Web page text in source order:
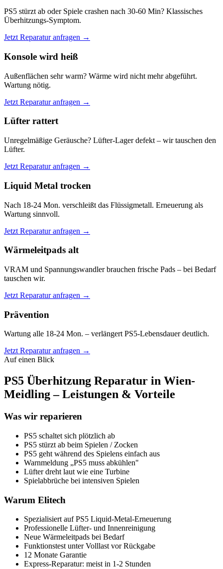
PS5 stürzt ab oder Spiele crashen nach 30-60 Min? Klassisches
Überhitzungs-Symptom.
Jetzt Reparatur anfragen →
Konsole wird heiß
Außenflächen sehr warm? Wärme wird nicht mehr abgeführt.
Wartung nötig.
Jetzt Reparatur anfragen →
Lüfter rattert
Unregelmäßige Geräusche? Lüfter-Lager defekt – wir tauschen den
Lüfter.
Jetzt Reparatur anfragen →
Liquid Metal trocken
Nach 18-24 Mon. verschleißt das Flüssigmetall. Erneuerung als
Wartung sinnvoll.
Jetzt Reparatur anfragen →
Wärmeleitpads alt
VRAM und Spannungswandler brauchen frische Pads – bei Bedarf
tauschen wir.
Jetzt Reparatur anfragen →
Prävention
Wartung alle 18-24 Mon. – verlängert PS5-Lebensdauer deutlich.
Jetzt Reparatur anfragen →
Auf einen Blick
PS5 Überhitzung Reparatur in Wien-
Meidling – Leistungen & Vorteile
Was wir reparieren
PS5 schaltet sich plötzlich ab
PS5 stürzt ab beim Spielen / Zocken
PS5 geht während des Spielens einfach aus
Warnmeldung „PS5 muss abkühlen"
Lüfter dreht laut wie eine Turbine
Spielabbrüche bei intensiven Spielen
Warum Elitech
Spezialisiert auf PS5 Liquid-Metal-Erneuerung
Professionelle Lüfter- und Innenreinigung
Neue Wärmeleitpads bei Bedarf
Funktionstest unter Volllast vor Rückgabe
12 Monate Garantie
Express-Reparatur: meist in 1-2 Stunden